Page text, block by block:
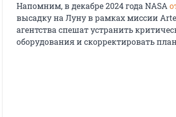
Напомним, в декабре 2024 года NASA
высадку на Луну в рамках миссии
агентства спешат устранить
оборудования и скорректировать